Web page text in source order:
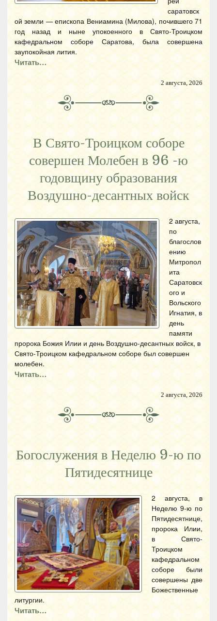
саратовск
ой земли — епископа Вениамина (Милова), почившего 71
год назад и ныне упокоенного в Свято-Троицком
кафедральном соборе Саратова, была совершена
заупокойная лития.
Читать…
2 августа, 2026
В Свято-Троицком соборе
совершен Молебен в 96 -ю
годовщину образования
Воздушно-десантных войск
2 августа,
по
благослов
ению
Митропол
ита
Саратовск
ого и
Вольского
Игнатия, в
день
памяти
пророка Божия Илии и день Воздушно-десантных войск, в
Свято-Троицком кафедральном соборе был совершен
молебен.
Читать…
2 августа, 2026
Богослужения в Неделю 9-ю по
Пятидесятнице
2 августа, в
Неделю 9-ю по
Пятидесятнице,
пророка Илии,
в Свято-
Троицком
кафедральном
соборе были
совершены две
Божественные
литургии.
Читать…